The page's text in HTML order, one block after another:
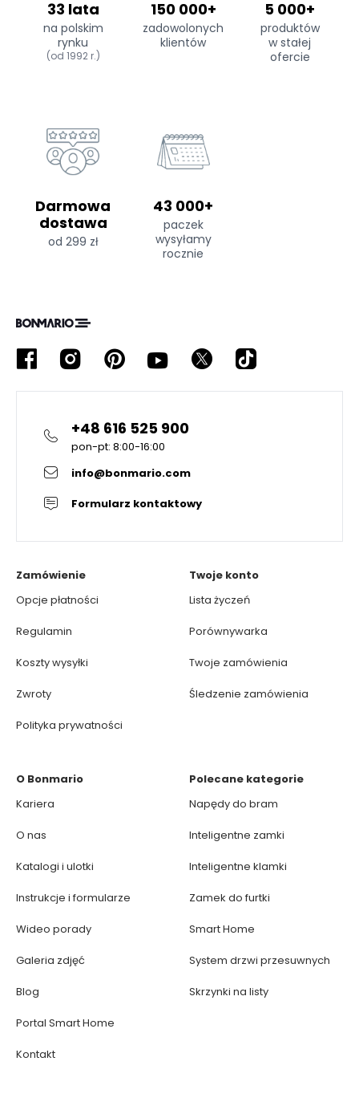
33 lata
na polskim
rynku
(od 1992 r.)
150 000+
zadowolonych
klientów
5 000+
produktów
w stałej
ofercie
Darmowa
dostawa
od 299 zł
43 000+
paczek
wysyłamy
rocznie
+48 616 525 900
pon-pt: 8:00-16:00
info@bonmario.com
Formularz kontaktowy
Zamówienie
Opcje płatności
Regulamin
Koszty wysyłki
Zwroty
Polityka prywatności
Twoje konto
Lista życzeń
Porównywarka
Twoje zamówienia
Śledzenie zamówienia
O Bonmario
Kariera
O nas
Katalogi i ulotki
Instrukcje i formularze
Wideo porady
Galeria zdjęć
Blog
Portal Smart Home
Kontakt
Polecane kategorie
Napędy do bram
Inteligentne zamki
Inteligentne klamki
Zamek do furtki
Smart Home
System drzwi przesuwnych
Skrzynki na listy